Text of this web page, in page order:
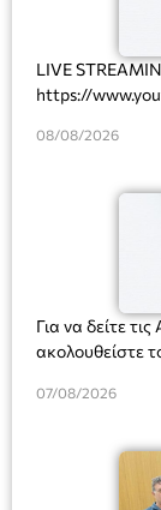
LIVE
https://
08/08/2026
Για να δείτε
ακολουθείστε
07/08/2026